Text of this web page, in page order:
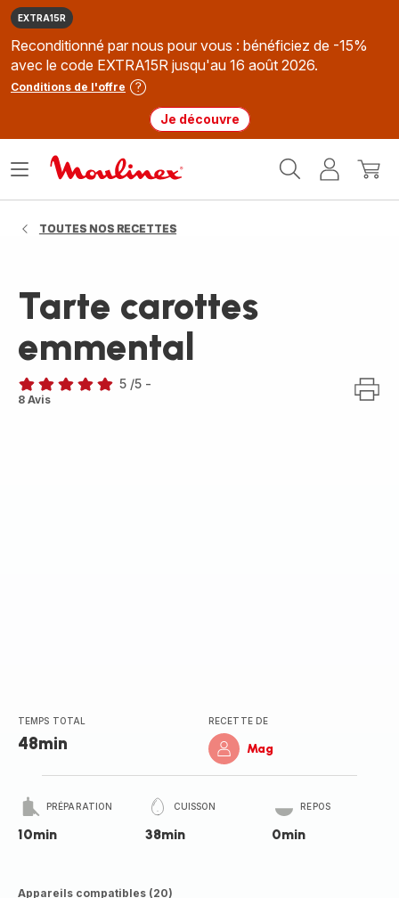
EXTRA15R
Reconditionné par nous pour vous : bénéficiez de -15%
avec le code EXTRA15R jusqu'au 16 août 2026.
Conditions de l'offre
Je découvre
MonMon
Ouvrir
TOUTES NOS RECETTES
Tarte carottes
emmental
Avis
5 /5 -
8 Avis
TEMPS TOTAL
48min
RECETTE DE
Mag
PRÉPARATION
10min
CUISSON
38min
REPOS
0min
Appareils compatibles (20)